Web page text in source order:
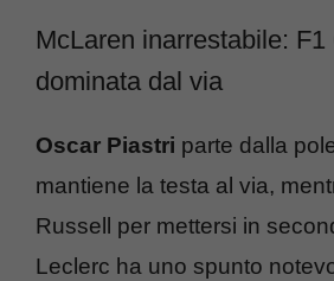
McLaren inarrestabile: F1
dominata dal via
Oscar Piastri parte dalla
mantiene la testa al via,
Russell per mettersi in
Leclerc ha uno spunto